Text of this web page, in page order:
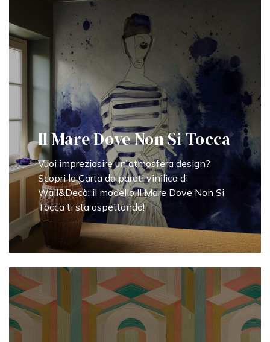
Il Mare Dove Non Si Tocca
Vuoi impreziosire un'atmosfera design?
Scopri la Carta da parati vinilica di
Wall&Decò: il modello Il Mare Dove Non Si
Tocca ti sta aspettando!